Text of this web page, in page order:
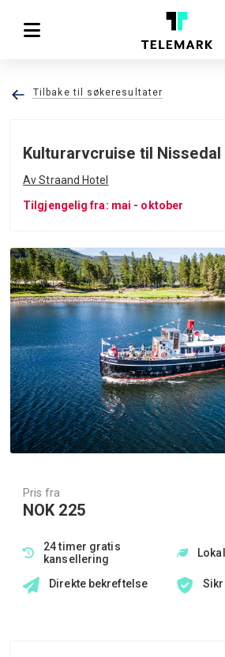
Tilbake til søkeresultater
Kulturarvcruise til Nissedal
Av Straand Hotel
Tilgjengelig fra: mai - oktober
Pris fra
NOK 225
24 timer gratis
kansellering
Direkte bekreftelse